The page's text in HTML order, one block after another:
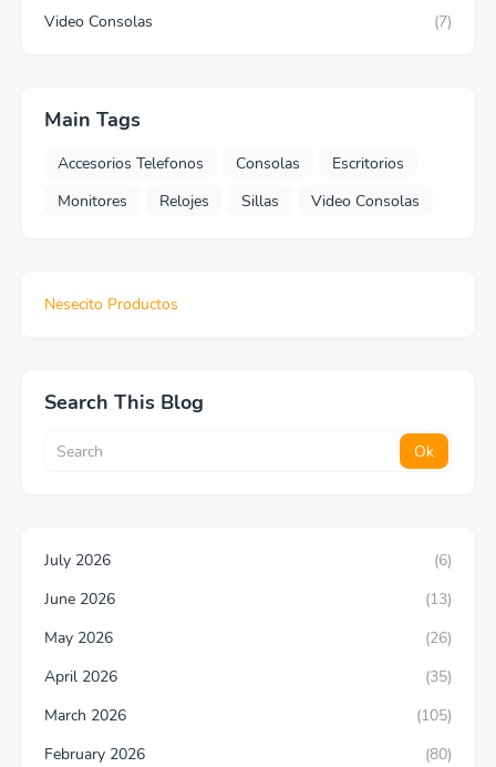
Video Consolas
(7)
Main Tags
Accesorios Telefonos Consolas
Escritorios
Monitores
Relojes Sillas Video Consolas
Nesecito Productos
Search This Blog
July 2026
(6)
June 2026
(13)
May 2026
(26)
April 2026
(35)
March 2026
(105)
February 2026
(80)